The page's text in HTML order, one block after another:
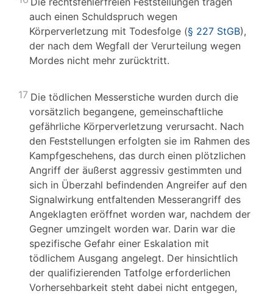
auch einen Schuldspruch wegen
Körperverletzung mit Todesfolge (§ 227 StGB),
der nach dem Wegfall der Verurteilung wegen
Mordes nicht mehr zurücktritt.
17 Die tödlichen Messerstiche wurden durch die
vorsätzlich begangene, gemeinschaftliche
gefährliche Körperverletzung verursacht. Nach
den Feststellungen erfolgten sie im Rahmen des
Kampfgeschehens, das durch einen plötzlichen
Angriff der äußerst aggressiv gestimmten und
sich in Überzahl befindenden Angreifer auf den
Signalwirkung entfaltenden Messerangriff des
Angeklagten eröffnet worden war, nachdem der
Gegner umzingelt worden war. Darin war die
spezifische Gefahr einer Eskalation mit
tödlichem Ausgang angelegt. Der hinsichtlich
der qualifizierenden Tatfolge erforderlichen
Vorhersehbarkeit steht dabei nicht entgegen,